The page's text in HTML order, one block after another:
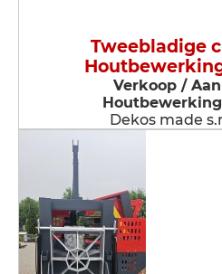
Tweebladige
Verkoop /
Dekos made